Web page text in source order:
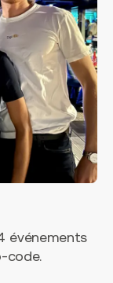
événements
code.